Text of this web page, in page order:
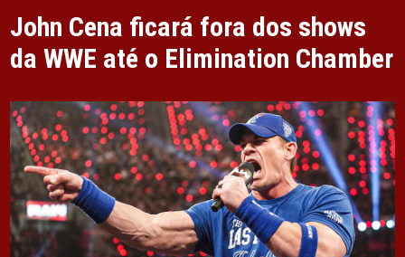
John Cena ficará fora dos shows
da WWE até o Elimination Chamber